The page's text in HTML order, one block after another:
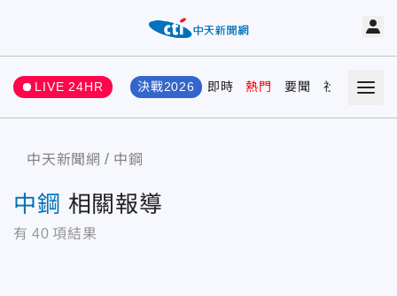
LIVE 24HR 決戰2026 即時 熱門 要聞 社會 娛樂
中天新聞網 中鋼
中鋼 相關報導
有 40 項結果